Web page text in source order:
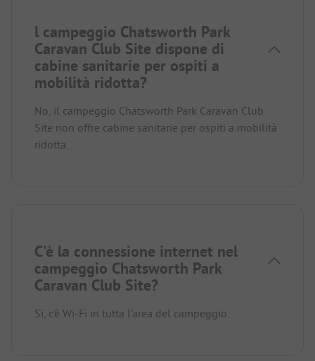
l campeggio Chatsworth Park
Caravan Club Site dispone di
cabine sanitarie per ospiti a
mobilità ridotta?
No, il campeggio Chatsworth Park Caravan Club
Site non offre cabine sanitarie per ospiti a mobilità
ridotta.
C'è la connessione internet nel
campeggio Chatsworth Park
Caravan Club Site?
Sì, c'è Wi-Fi in tutta l'area del campeggio.